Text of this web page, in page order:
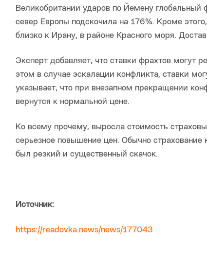
Великобритании ударов по Йемену
север Европы подскочила на 176%. Кроме
близко к Ирану, в районе Красного моря.
Эксперт добавляет, что ставки фрахтов могут
этом в случае эскалации конфликта, ставки
указывает, что при внезапном прекращении
вернутся к нормальной цене.
Ко всему прочему, выросла стоимость
серьезное повышение цен. Обычно страхование
был резкий и существенный скачок.
Источник:
https://readovka.news/news/177043